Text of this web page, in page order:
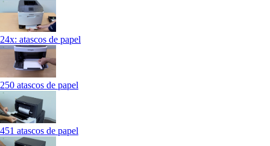
24x: atascos de papel
250 atascos de papel
451 atascos de papel